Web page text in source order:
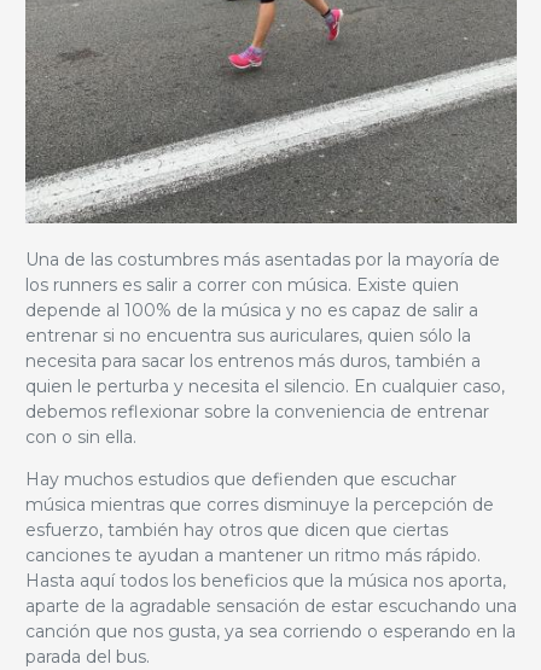
Una de las costumbres más asentadas por la mayoría de
los runners es salir a correr con música. Existe quien
depende al 100% de la música y no es capaz de salir a
entrenar si no encuentra sus auriculares, quien sólo la
necesita para sacar los entrenos más duros, también a
quien le perturba y necesita el silencio. En cualquier caso,
debemos reflexionar sobre la conveniencia de entrenar
con o sin ella.
Hay muchos estudios que defienden que escuchar
música mientras que corres disminuye la percepción de
esfuerzo, también hay otros que dicen que ciertas
canciones te ayudan a mantener un ritmo más rápido.
Hasta aquí todos los beneficios que la música nos aporta,
aparte de la agradable sensación de estar escuchando una
canción que nos gusta, ya sea corriendo o esperando en la
parada del bus.